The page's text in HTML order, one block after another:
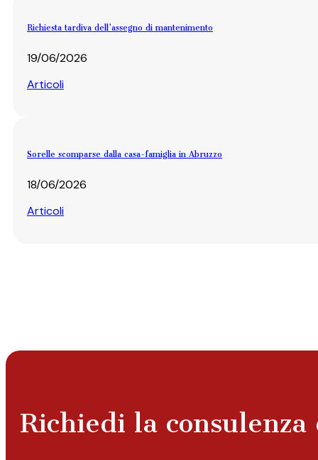
Richiesta tardiva dell’assegno di mantenimento
19/06/2026
Articoli
Sorelle scomparse dalla casa-famiglia in Abruzzo
18/06/2026
Articoli
Richiedi la